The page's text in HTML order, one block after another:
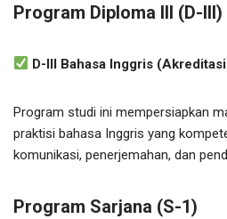
Program Diploma III (D-III)
D-III Bahasa Inggris
Program studi ini mempersiapkan
praktisi bahasa Inggris yang
komunikasi, penerjemahan, dan
Program Sarjana (S-1)